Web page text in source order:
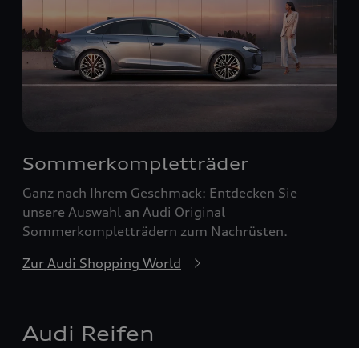
Sommerkompletträder
Ganz nach Ihrem Geschmack: Entdecken Sie
unsere Auswahl an Audi Original
Sommerkompletträdern zum Nachrüsten.
Zur Audi Shopping World
Audi Reifen